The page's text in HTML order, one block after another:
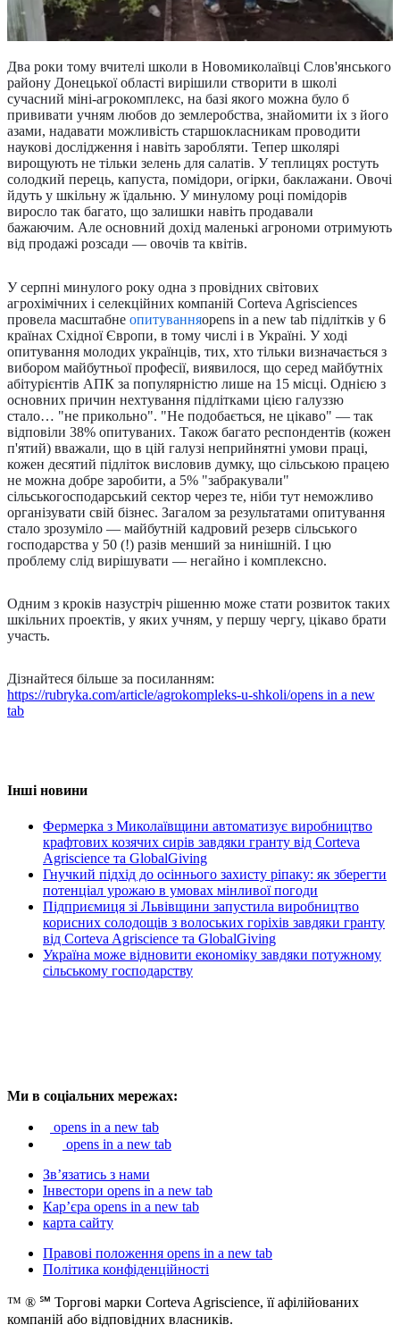
Два роки тому вчителі школи в Новомиколаївці Слов'янського
району Донецької області вирішили створити в школі
сучасний міні-агрокомплекс, на базі якого можна було б
прививати учням любов до землеробства, знайомити іх з його
азами, надавати можливість старшокласникам проводити
наукові дослідження і навіть заробляти. Тепер школярі
вирощують не тільки зелень для салатів. У теплицях ростуть
солодкий перець, капуста, помідори, огірки, баклажани. Овочі
йдуть у шкільну ж їдальню. У минулому році помідорів
виросло так багато, що залишки навіть продавали
бажаючим. Але основний дохід маленькі агрономи отримують
від продажі розсади — овочів та квітів.
У серпні минулого року одна з провідних світових
агрохімічних і селекційних компаній Corteva Agrisciences
провела масштабне опитуванняopens in a new tab підлітків у 6
країнах Східної Європи, в тому числі і в Україні. У ході
опитування молодих українців, тих, хто тільки визначається з
вибором майбутньої професії, виявилося, що серед майбутніх
абітурієнтів АПК за популярністю лише на 15 місці. Однією з
основних причин нехтування підлітками цією галуззю
стало… "не прикольно". "Не подобається, не цікаво" — так
відповіли 38% опитуваних. Також багато респондентів (кожен
п'ятий) вважали, що в цій галузі неприйнятні умови праці,
кожен десятий підліток висловив думку, що сільською працею
не можна добре заробити, а 5% "забракували"
сільськогосподарський сектор через те, ніби тут неможливо
організувати свій бізнес. Загалом за результатами опитування
стало зрозуміло — майбутній кадровий резерв сільського
господарства у 50 (!) разів менший за нинішній. І цю
проблему слід вирішувати — негайно і комплексно.
Одним з кроків назустріч рішенню може стати розвиток таких
шкільних проектів, у яких учням, у першу чергу, цікаво брати
участь.
Дізнайтеся більше за посиланням:
https://rubryka.com/article/agrokompleks-u-shkoli/opens in a new
tab
Інші новини
Фермерка з Миколаївщини автоматизує виробництво
крафтових козячих сирів завдяки гранту від Corteva
Agriscience та GlobalGiving
Гнучкий підхід до осіннього захисту ріпаку: як зберегти
потенціал урожаю в умовах мінливої погоди
Підприємиця зі Львівщини запустила виробництво
корисних солодощів з волоських горіхів завдяки гранту
від Corteva Agriscience та GlobalGiving
Україна може відновити економіку завдяки потужному
сільському господарству
Ми в соціальних мережах:
opens in a new tab
opens in a new tab
Зв’язатись з нами
Інвестори opens in a new tab
Кар’єра opens in a new tab
карта сайту
Правові положення opens in a new tab
Політика конфіденційності
™ ® ℠ Торгові марки Corteva Agriscience, її афілійованих
компаній або відповідних власників.